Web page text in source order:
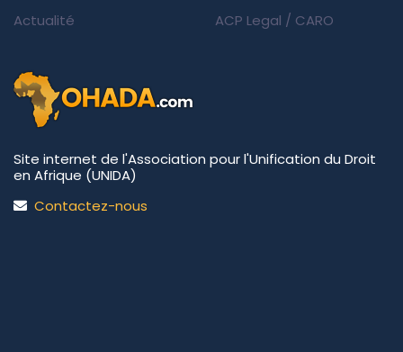
Actualité
ACP Legal / CARO
Site internet de l'Association pour l'Unification du Droit
en Afrique (UNIDA)
Contactez-nous